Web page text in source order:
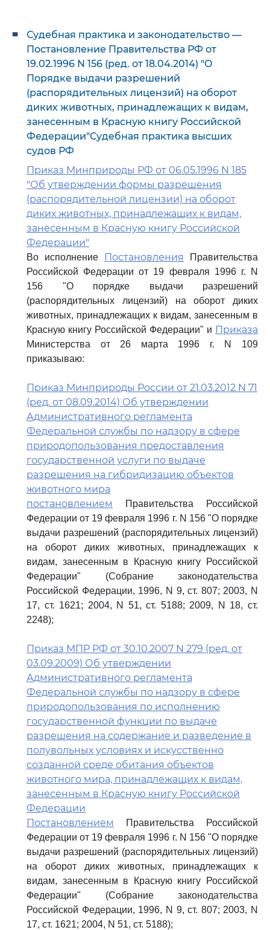
Судебная практика и законодательство —
Постановление Правительства РФ от
19.02.1996 N 156 (ред. от 18.04.2014) "О
Порядке выдачи разрешений
(распорядительных лицензий) на оборот
диких животных, принадлежащих к видам,
занесенным в Красную книгу Российской
Федерации"Судебная практика высших
судов РФ
Приказ Минприроды РФ от 06.05.1996 N 185
"Об утверждении формы разрешения
(распорядительной лицензии) на оборот
диких животных, принадлежащих к видам,
занесенным в Красную книгу Российской
Федерации"
Во исполнение Постановления
Правительства
Российской Федерации от 19 февраля 1996 г. N
156 "О порядке выдачи разрешений
(распорядительных лицензий) на оборот диких
животных, принадлежащих к видам, занесенным в
Красную книгу Российской Федерации" и Приказа
Министерства от 26 марта 1996 г. N 109
приказываю:
Приказ Минприроды России от 21.03.2012 N 71
(ред. от 08.09.2014) Об утверждении
Административного регламента
Федеральной службы по надзору в сфере
природопользования предоставления
государственной услуги по выдаче
разрешения на гибридизацию объектов
животного мира
постановлением
Правительства Российской
Федерации от 19 февраля 1996 г. N 156 "О порядке
выдачи разрешений (распорядительных лицензий)
на оборот диких животных, принадлежащих к
видам, занесенным в Красную книгу Российской
Федерации" (Собрание законодательства
Российской Федерации, 1996, N 9, ст. 807; 2003, N
17, ст. 1621; 2004, N 51, ст. 5188; 2009, N 18, ст.
2248);
Приказ МПР РФ от 30.10.2007 N 279 (ред. от
03.09.2009) Об утверждении
Административного регламента
Федеральной службы по надзору в сфере
природопользования по исполнению
государственной функции по выдаче
разрешения на содержание и разведение в
полувольных условиях и искусственно
созданной среде обитания объектов
животного мира, принадлежащих к видам,
занесенным в Красную книгу Российской
Федерации
Постановлением
Правительства Российской
Федерации от 19 февраля 1996 г. N 156 "О порядке
выдачи разрешений (распорядительных лицензий)
на оборот диких животных, принадлежащих к
видам, занесенным в Красную книгу Российской
Федерации" (Собрание законодательства
Российской Федерации, 1996, N 9, ст. 807; 2003, N
17, ст. 1621; 2004, N 51, ст. 5188);